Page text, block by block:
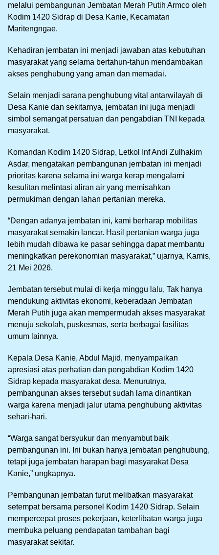
melalui pembangunan Jembatan Merah Putih Armco oleh
Kodim 1420 Sidrap di Desa Kanie, Kecamatan
Maritengngae.
Kehadiran jembatan ini menjadi jawaban atas kebutuhan
masyarakat yang selama bertahun-tahun mendambakan
akses penghubung yang aman dan memadai.
Selain menjadi sarana penghubung vital antarwilayah di
Desa Kanie dan sekitarnya, jembatan ini juga menjadi
simbol semangat persatuan dan pengabdian TNI kepada
masyarakat.
Komandan Kodim 1420 Sidrap, Letkol Inf Andi Zulhakim
Asdar, mengatakan pembangunan jembatan ini menjadi
prioritas karena selama ini warga kerap mengalami
kesulitan melintasi aliran air yang memisahkan
permukiman dengan lahan pertanian mereka.
“Dengan adanya jembatan ini, kami berharap mobilitas
masyarakat semakin lancar. Hasil pertanian warga juga
lebih mudah dibawa ke pasar sehingga dapat membantu
meningkatkan perekonomian masyarakat,” ujarnya, Kamis,
21 Mei 2026.
Jembatan tersebut mulai di kerja minggu lalu, Tak hanya
mendukung aktivitas ekonomi, keberadaan Jembatan
Merah Putih juga akan mempermudah akses masyarakat
menuju sekolah, puskesmas, serta berbagai fasilitas
umum lainnya.
Kepala Desa Kanie, Abdul Majid, menyampaikan
apresiasi atas perhatian dan pengabdian Kodim 1420
Sidrap kepada masyarakat desa. Menurutnya,
pembangunan akses tersebut sudah lama dinantikan
warga karena menjadi jalur utama penghubung aktivitas
sehari-hari.
“Warga sangat bersyukur dan menyambut baik
pembangunan ini. Ini bukan hanya jembatan penghubung,
tetapi juga jembatan harapan bagi masyarakat Desa
Kanie,” ungkapnya.
Pembangunan jembatan turut melibatkan masyarakat
setempat bersama personel Kodim 1420 Sidrap. Selain
mempercepat proses pekerjaan, keterlibatan warga juga
membuka peluang pendapatan tambahan bagi
masyarakat sekitar.